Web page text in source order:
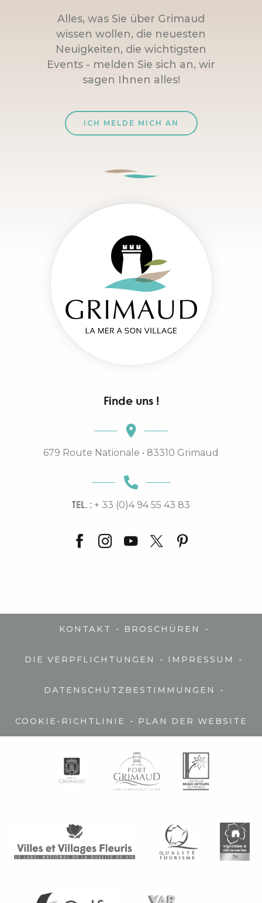
Alles, was Sie über Grimaud
wissen wollen, die neuesten
Neuigkeiten, die wichtigsten
Events - melden Sie sich an, wir
sagen Ihnen alles!
ICH MELDE MICH AN
Finde uns !
679 Route Nationale • 83310 Grimaud
TEL. : + 33 (0)4 94 55 43 83
KONTAKT - BROSCHÜREN -
DIE VERPFLICHTUNGEN - IMPRESSUM -
DATENSCHUTZBESTIMMUNGEN -
COOKIE-RICHTLINIE - PLAN DER WEBSITE